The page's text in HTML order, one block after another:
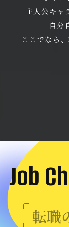
主人公キャ
自分
ここでなら
Job
転職